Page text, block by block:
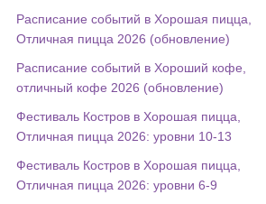
Расписание событий в Хорошая пицца,
Отличная пицца 2026 (обновление)
Расписание событий в Хороший кофе,
отличный кофе 2026 (обновление)
Фестиваль Костров в Хорошая пицца,
Отличная пицца 2026: уровни 10-13
Фестиваль Костров в Хорошая пицца,
Отличная пицца 2026: уровни 6-9